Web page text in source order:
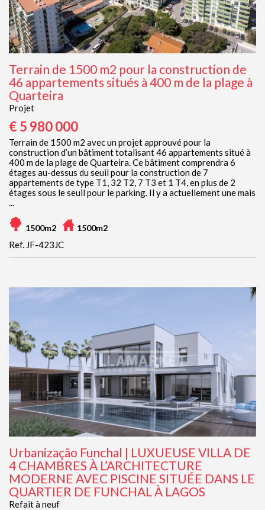
Terrain de 1500 m2 pour la construction de
46 appartements situés à 400 m de la plage à
Quarteira
Projet
€ 5 980 000
Terrain de 1500 m2 avec un projet approuvé pour la
construction d’un bâtiment totalisant 46 appartements situé à
400 m de la plage de Quarteira. Ce bâtiment comprendra 6
étages au-dessus du seuil pour la construction de 7
appartements de type T1, 32 T2, 7 T3 et 1 T4, en plus de 2
étages sous le seuil pour le parking. Il y a actuellement une mais
...
1500m2 1500m2
Ref. JF-423JC
Urbanização Funchal | LUXUEUSE VILLA DE
4 CHAMBRES À L’ARCHITECTURE
MODERNE AVEC PISCINE SITUÉE DANS LE
QUARTIER DE FUNCHAL À LAGOS
Refait à neuf